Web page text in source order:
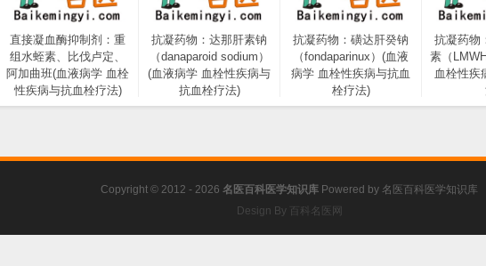
直接凝血酶抑制剂：重
组水蛭素、比伐卢定、
阿加曲班(血液病学 血栓
性疾病与抗血栓疗法)
抗凝药物：达那肝素钠
（danaparoid sodium）
(血液病学 血栓性疾病与
抗血栓疗法)
抗凝药物：磺达肝癸钠
（fondaparinux）(血液
病学 血栓性疾病与抗血
栓疗法)
抗凝药物
素（
血栓性疾
Copyright © 2012 - 2026 名医百科医学知识库 Powered by 名医百科医学知识库
Design By 百科名医网